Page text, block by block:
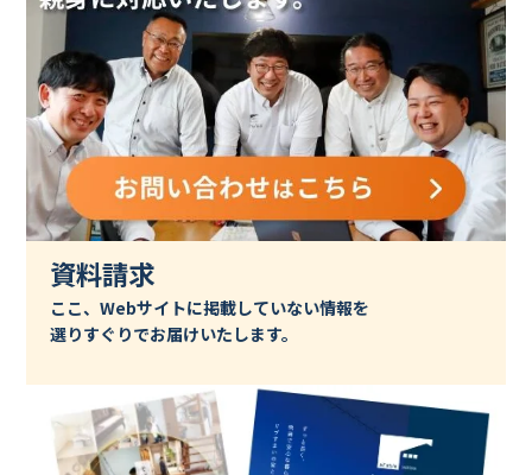
資料請求
ここ、Webサイトに掲載していない情報を
選りすぐりでお届けいたします。